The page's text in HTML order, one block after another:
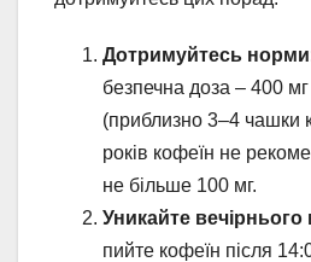
Дотримуйтесь норми
безпечна доза – 400
(приблизно 3–4 чашки
років кофеїн не
не більше 100 мг.
Уникайте
пийте кофеїн після